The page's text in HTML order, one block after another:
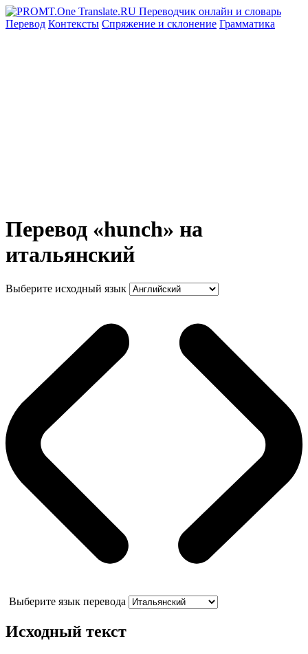
Перевод Контексты Спряжение и склонение Грамматика
Перевод «hunch» на
итальянский
Выберите исходный язык
Выберите язык перевода
Исходный текст